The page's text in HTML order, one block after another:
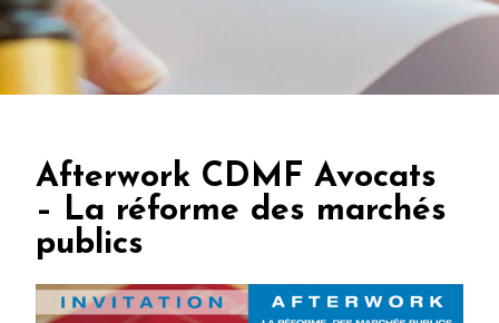
Afterwork CDMF Avocats
– La réforme des marchés
publics